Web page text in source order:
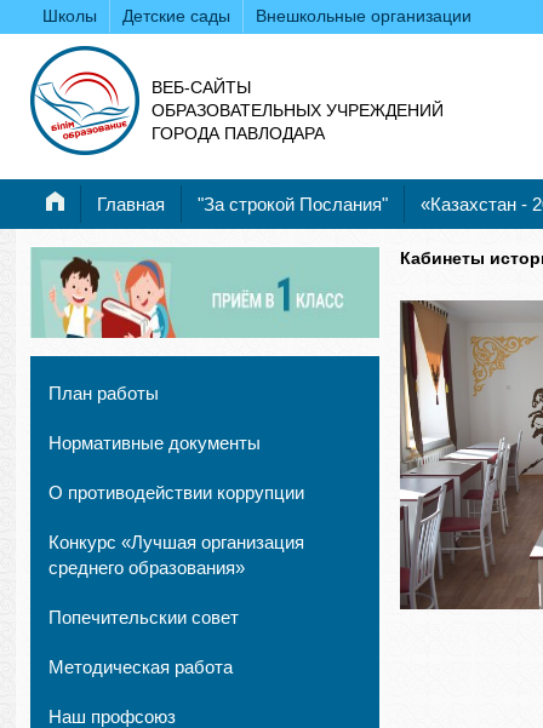
Школы Детские сады Внешкольные организации
ВЕБ-САЙТЫ
ОБРАЗОВАТЕЛЬНЫХ УЧРЕЖДЕНИЙ
ГОРОДА ПАВЛОДАРА
Главная "За строкой Послания" «Казахстан -
План работы
Нормативные документы
О противодействии коррупции
Конкурс «Лучшая организация
среднего образования»
Попечительскии совет
Методическая работа
Наш профсоюз
Кабинеты